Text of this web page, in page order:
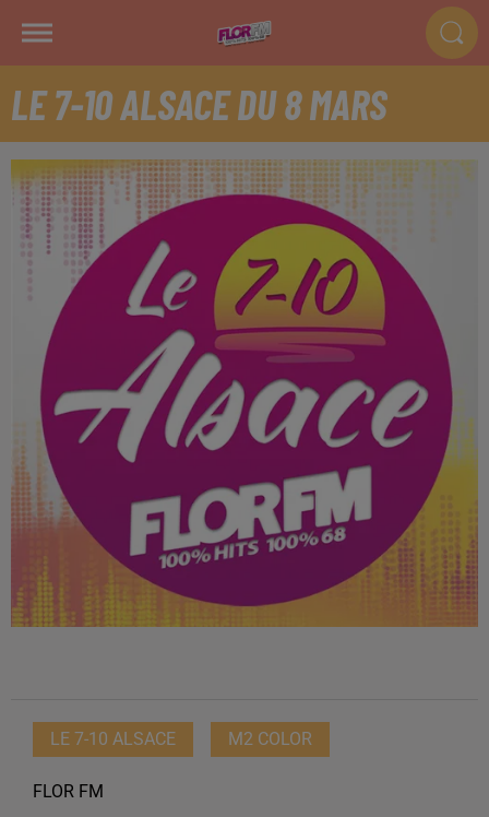
LE 7-10 ALSACE DU 8 MARS
LE 7-10 ALSACE M2 COLOR
FLOR FM